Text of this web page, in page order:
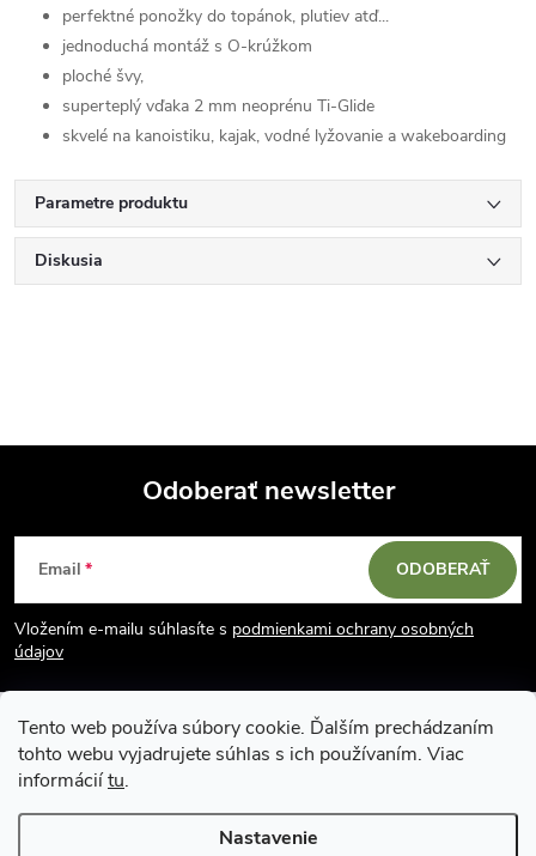
Tento web používa súbory cookie. Ďalším prechádzaním
tohto webu vyjadrujete súhlas s ich používaním. Viac
informáciítu.
Nastavenie
perfektné ponožky do topánok, plutiev atď...
jednoduchá montáž s O-krúžkom
ploché švy,
superteplý vďaka 2 mm neoprénu Ti-Glide
skvelé na kanoistiku, kajak, vodné lyžovanie a wakeboarding
Parametre produktu
Diskusia
Z
á
p
ä
Odoberať newsletter
Email
Vložením e-mailu súhlasíte s podmienkami ochrany osobných
údajov
ODOBERAŤ